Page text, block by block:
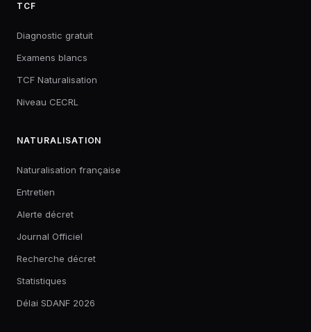
TCF
Diagnostic gratuit
Examens blancs
TCF Naturalisation
Niveau CECRL
NATURALISATION
Naturalisation française
Entretien
Alerte décret
Journal Officiel
Recherche décret
Statistiques
Délai SDANF 2026